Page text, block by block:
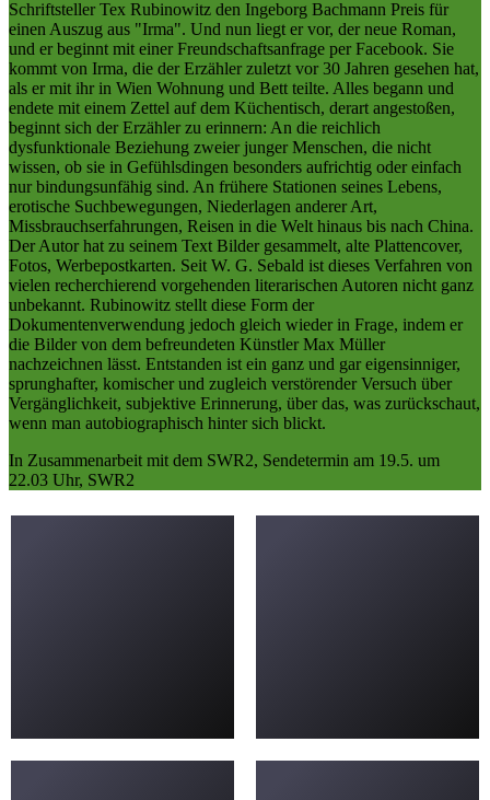
Schriftsteller Tex Rubinowitz den Ingeborg Bachmann Preis für
einen Auszug aus "Irma". Und nun liegt er vor, der neue Roman,
und er beginnt mit einer Freundschaftsanfrage per Facebook. Sie
kommt von Irma, die der Erzähler zuletzt vor 30 Jahren gesehen hat,
als er mit ihr in Wien Wohnung und Bett teilte. Alles begann und
endete mit einem Zettel auf dem Küchentisch, derart angestoßen,
beginnt sich der Erzähler zu erinnern: An die reichlich
dysfunktionale Beziehung zweier junger Menschen, die nicht
wissen, ob sie in Gefühlsdingen besonders aufrichtig oder einfach
nur bindungsunfähig sind. An frühere Stationen seines Lebens,
erotische Suchbewegungen, Niederlagen anderer Art,
Missbrauchserfahrungen, Reisen in die Welt hinaus bis nach China.
Der Autor hat zu seinem Text Bilder gesammelt, alte Plattencover,
Fotos, Werbepostkarten. Seit W. G. Sebald ist dieses Verfahren von
vielen recherchierend vorgehenden literarischen Autoren nicht ganz
unbekannt. Rubinowitz stellt diese Form der
Dokumentenverwendung jedoch gleich wieder in Frage, indem er
die Bilder von dem befreundeten Künstler Max Müller
nachzeichnen lässt. Entstanden ist ein ganz und gar eigensinniger,
sprunghafter, komischer und zugleich verstörender Versuch über
Vergänglichkeit, subjektive Erinnerung, über das, was zurückschaut,
wenn man autobiographisch hinter sich blickt.
In Zusammenarbeit mit dem SWR2, Sendetermin am 19.5. um
22.03 Uhr, SWR2